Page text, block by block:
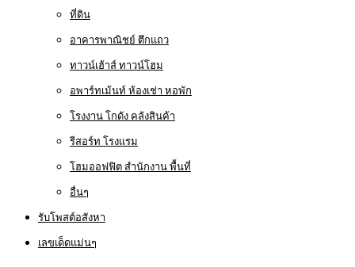
ที่ดิน
อาคารพาณิชย์ ตึกแถว
ทาวน์เฮ้าส์ ทาวน์โฮม
อพาร์ทเม้นท์ ห้องเช่า หอพัก
โรงงาน โกดัง คลังสินค้า
รีสอร์ท โรงแรม
โฮมออฟฟิต สำนักงาน พื้นที่
อื่นๆ
รับโพสต์อสังหา
เลขเด็ดแม่นๆ